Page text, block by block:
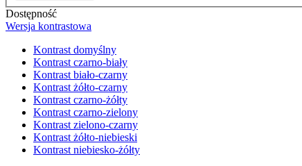
Dostępność
Wersja kontrastowa
Kontrast domyślny
Kontrast czarno-biały
Kontrast biało-czarny
Kontrast żółto-czarny
Kontrast czarno-żółty
Kontrast czarno-zielony
Kontrast zielono-czarny
Kontrast żółto-niebieski
Kontrast niebiesko-żółty